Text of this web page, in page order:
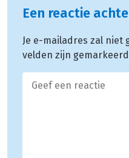
Een reactie
Je e-mailadres zal niet
velden zijn